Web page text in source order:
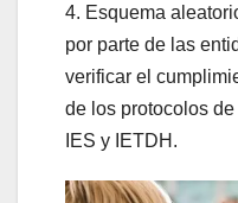
4. Esquema
por parte de las
verificar el
de los protocolos
IES y IETDH.